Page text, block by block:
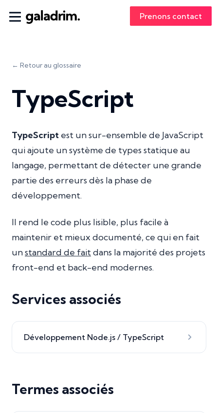
Prenons contact
← Retour au glossaire
TypeScript
TypeScript est un sur-ensemble de JavaScript
qui ajoute un système de types statique au
langage, permettant de détecter une grande
partie des erreurs dès la phase de
développement.
Il rend le code plus lisible, plus facile à
maintenir et mieux documenté, ce qui en fait
unstandard de faitdans la majorité des projets
front-end et back-end modernes.
Services associés
Développement Node.js / TypeScript
Termes associés